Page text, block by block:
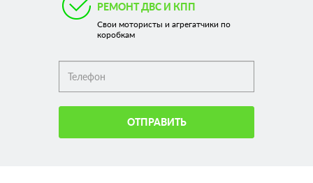
РЕМОНТ ДВС И КПП
Свои мотористы и агрегатчики по
коробкам
ОТПРАВИТЬ